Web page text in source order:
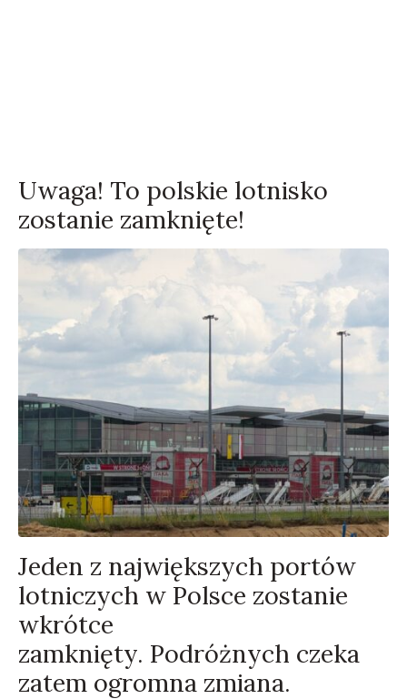
Uwaga! To polskie lotnisko
zostanie zamknięte!
Jeden z największych portów
lotniczych w Polsce zostanie
wkrótce
zamknięty. Podróżnych czeka
zatem ogromna zmiana.